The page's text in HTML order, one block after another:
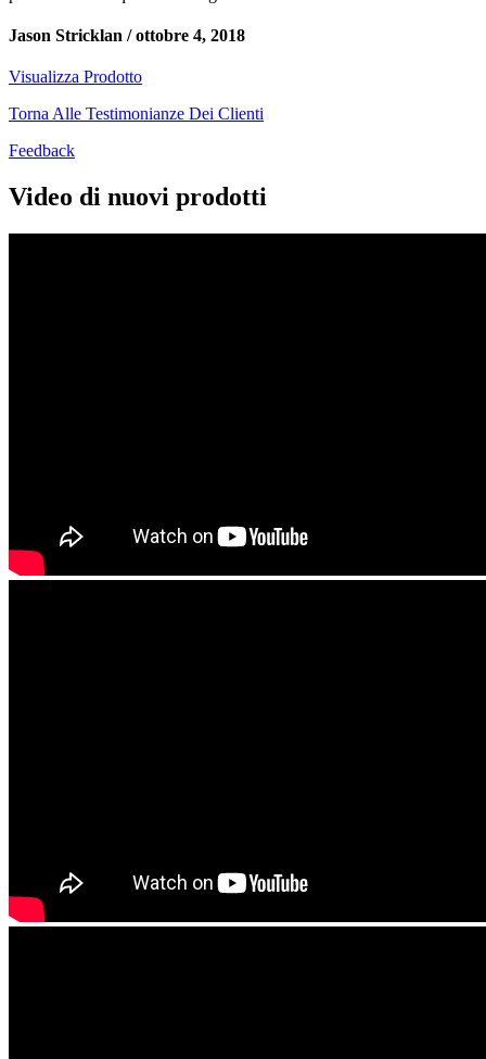
Jason Stricklan /ottobre 4, 2018
Visualizza Prodotto
Torna Alle Testimonianze Dei Clienti
Feedback
Video di nuovi prodotti